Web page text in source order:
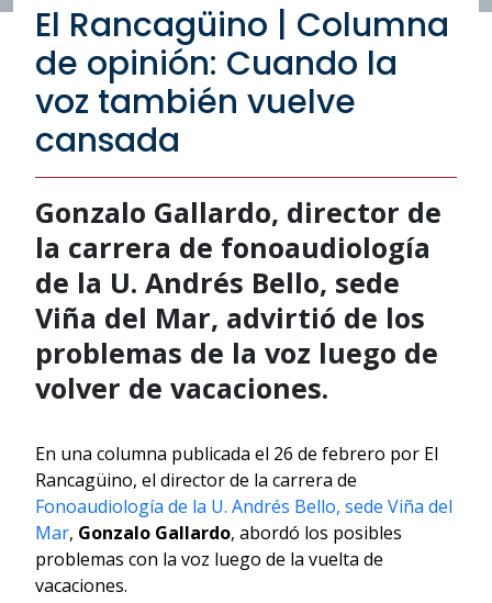
El Rancagüino | Columna
de opinión: Cuando la
voz también vuelve
cansada
Gonzalo Gallardo, director de
la carrera de fonoaudiología
de la U. Andrés Bello, sede
Viña del Mar, advirtió de los
problemas de la voz luego de
volver de vacaciones.
En una columna publicada el 26 de febrero por El
Rancagüino, el director de la carrera de
Fonoaudiología de la U. Andrés Bello, sede Viña del
Mar, Gonzalo Gallardo, abordó los posibles
problemas con la voz luego de la vuelta de
vacaciones.